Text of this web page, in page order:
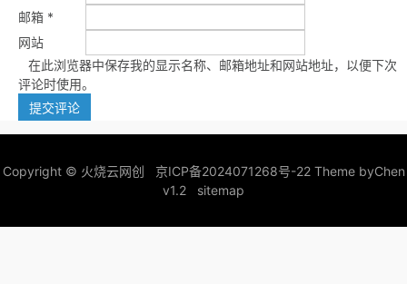
邮箱 *
网站
在此浏览器中保存我的显示名称、邮箱地址和网站地址，以便下次
评论时使用。
Copyright © 火烧云网创 京ICP备2024071268号-22Theme byChen
v1.2
sitemap